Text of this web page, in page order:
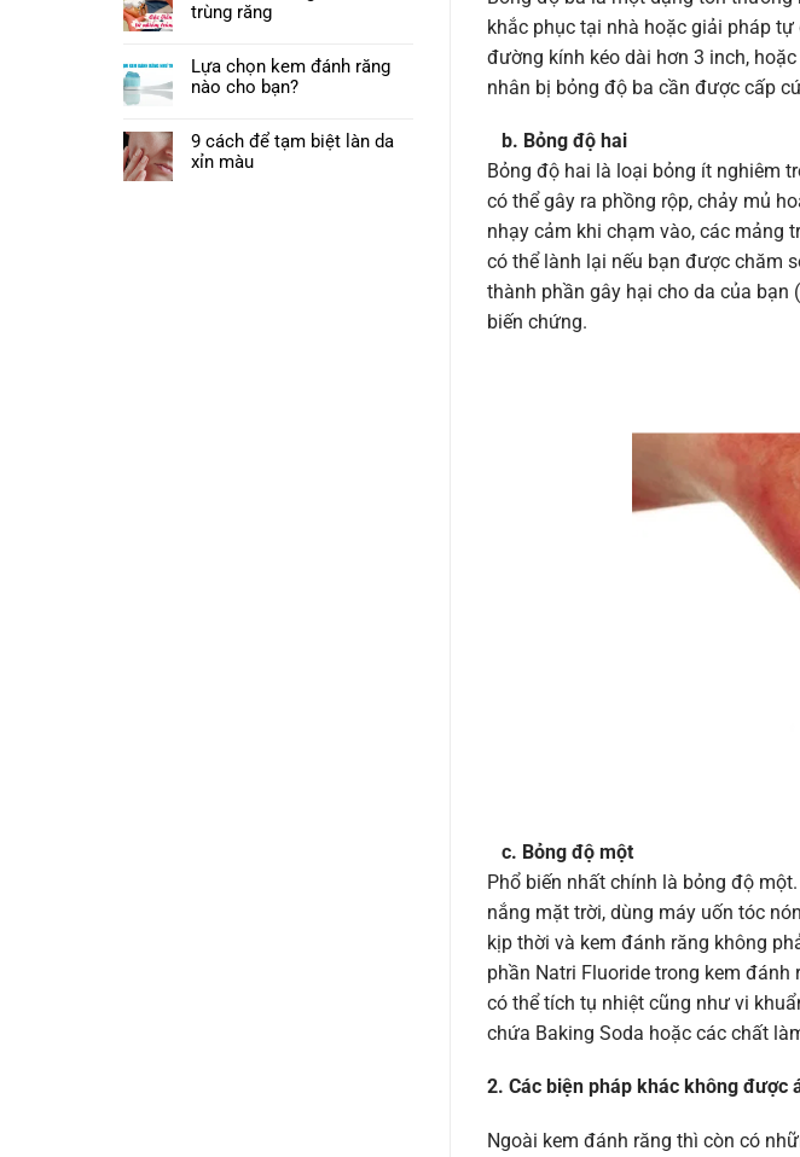
trùng răng
Lựa chọn kem đánh răng
nào cho bạn?
9 cách để tạm biệt làn da
xỉn màu
khắc phục tại nhà hoặc giải pháp
đường kính kéo dài hơn 3 inch,
nhân bị bỏng độ ba cần được cấp
b. Bỏng độ hai
Bỏng độ hai là loại bỏng ít nghiêm
có thể gây ra phồng rộp, chảy mủ
nhạy cảm khi chạm vào, các mảng
có thể lành lại nếu bạn được chăm
thành phần gây hại cho da của bạn
biến chứng.
c. Bỏng độ một
Phổ biến nhất chính là bỏng độ
nắng mặt trời, dùng máy uốn tóc
kịp thời và kem đánh răng không
phần Natri Fluoride trong kem
có thể tích tụ nhiệt cũng như vi
chứa Baking Soda hoặc các chất
2. Các biện pháp khác không được
Ngoài kem đánh răng thì còn có